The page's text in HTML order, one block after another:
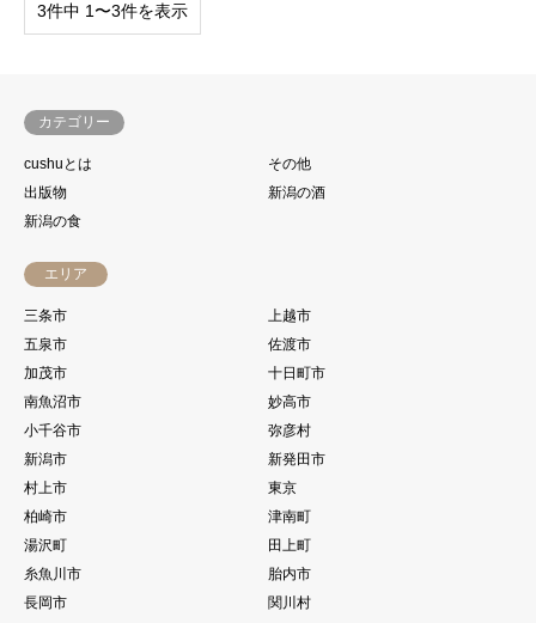
3件中 1〜3件を表示
カテゴリー
cushuとは
その他
出版物
新潟の酒
新潟の食
エリア
三条市
上越市
五泉市
佐渡市
加茂市
十日町市
南魚沼市
妙高市
小千谷市
弥彦村
新潟市
新発田市
村上市
東京
柏崎市
津南町
湯沢町
田上町
糸魚川市
胎内市
長岡市
関川村